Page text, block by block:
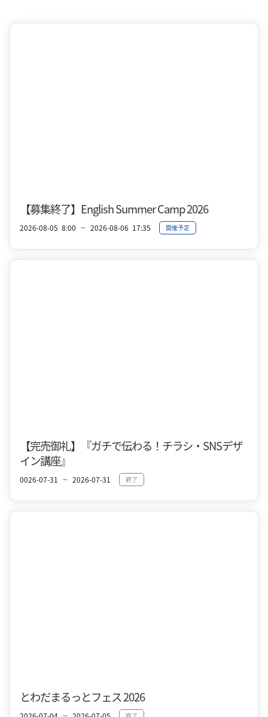
【募集終了】English Summer Camp 2026
2026-08-05 8:00 〜 2026-08-06 17:35 開催予定
【完売御礼】『ガチで伝わる！チラシ・SNSデザ
イン講座』 ‍
0026-07-31 〜 2026-07-31 終了
とわだまるっとフェス 2026
〜